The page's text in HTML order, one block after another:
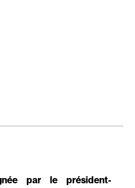
par le président-